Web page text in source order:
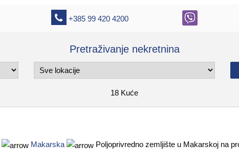
+385 99 420 4200
Pretraživanje nekretnina
18 Kuće
Makarska Poljoprivredno zemljište u Makarskoj na